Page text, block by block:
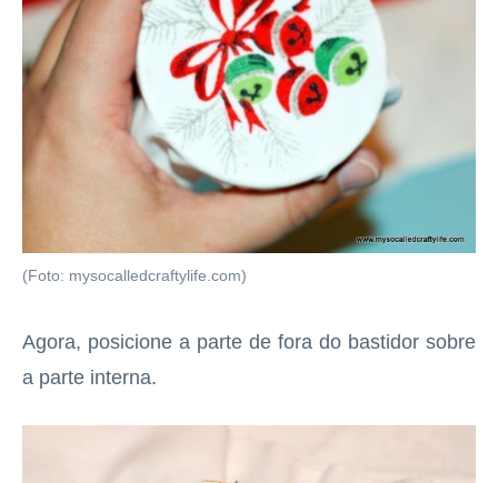
(Foto: mysocalledcraftylife.com)
Agora, posicione a parte de fora do bastidor sobre
a parte interna.